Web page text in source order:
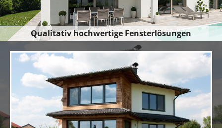
Qualitativ hochwertige Fensterlösungen